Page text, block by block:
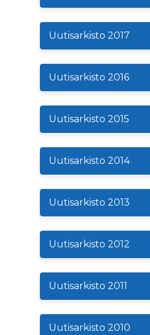
Uutisarkisto 2017
Uutisarkisto 2016
Uutisarkisto 2015
Uutisarkisto 2014
Uutisarkisto 2013
Uutisarkisto 2012
Uutisarkisto 2011
Uutisarkisto 2010